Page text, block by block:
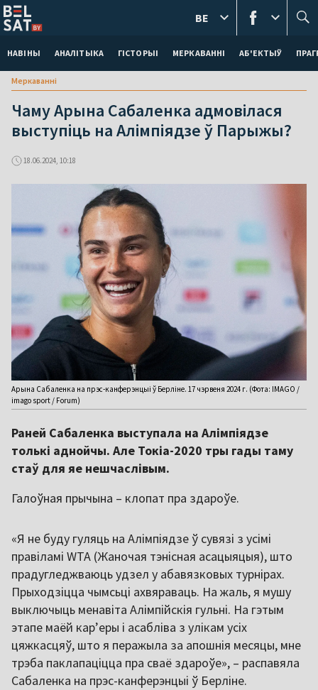
НАВІНЫ АНАЛІТЫКА ГІСТОРЫІ МЕРКАВАННI АБ'ЕКТЫЎ
BE
Меркаваннi
Чаму Арына Сабаленка адмовілася
выступіць на Алімпіядзе ў Парыжы?
18.06.2024, 10:18
Арына Сабаленка на прэс-канферэнцыі ў Берліне. 17 чэрвеня 2024 г. (Фота: IMAGO /
imago sport / Forum)
Раней Сабаленка выступала на Алімпіядзе
толькі аднойчы. Але Токіа-2020 тры гады таму
стаў для яе нешчаслівым.
Галоўная прычына – клопат пра здароўе.
«Я не буду гуляць на Алімпіядзе ў сувязі з усімі
правіламі WTA (Жаночая тэнісная асацыяцыя), што
прадугледжваюць удзел у абавязковых турнірах.
Прыходзіцца чымсьці ахвяраваць. На жаль, я мушу
выключыць менавіта Алімпійскія гульні. На гэтым
этапе маёй кар’еры і асабліва з улікам усіх
цяжкасцяў, што я перажыла за апошнія месяцы, мне
трэба паклапаціцца пра сваё здароўе», – распавяла
Сабаленка на прэс-канферэнцыі ў Берліне.